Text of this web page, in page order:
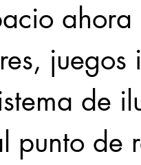
de
punto de